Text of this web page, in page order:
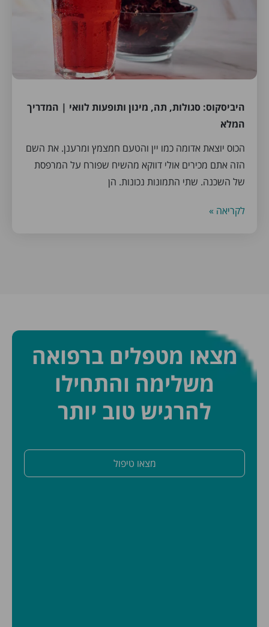
היביסקוס: סגולות, תה, מינון ותופעות לוואי | המדריך
המלא
הכוס יוצאת אדומה כמו יין והטעם חמצמץ ומרענן. את השם
הזה אתם מכירים אולי דווקא מהשיח שפורח על המרפסת
של השכנה. שתי התמונות נכונות. הן
לקריאה »
מצאו מטפלים ברפואה
משלימה והתחילו
להרגיש טוב יותר
מצאו טיפול